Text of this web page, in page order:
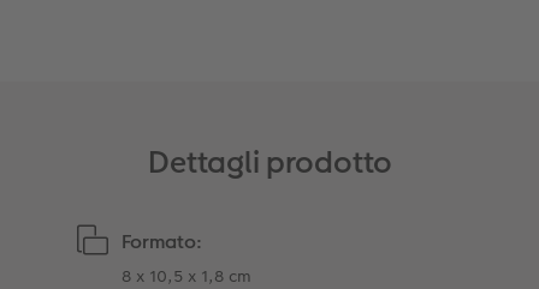
Dettagli prodotto
Formato:
8 x 10,5 x 1,8 cm